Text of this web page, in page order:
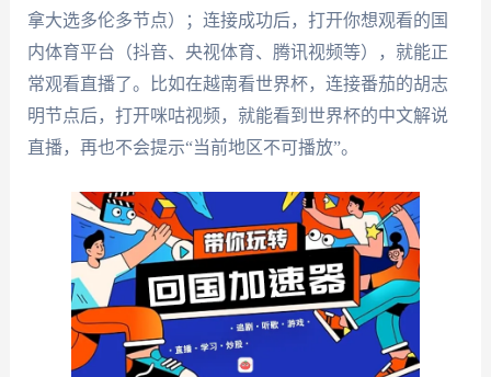
拿大选多伦多节点）；连接成功后，打开你想观看的国
内体育平台（抖音、央视体育、腾讯视频等），就能正
常观看直播了。比如在越南看世界杯，连接番茄的胡志
明节点后，打开咪咕视频，就能看到世界杯的中文解说
直播，再也不会提示“当前地区不可播放”。